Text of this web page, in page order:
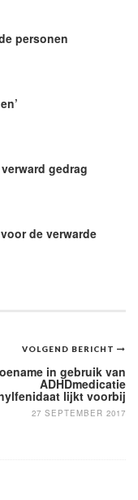
personen
gedrag
de verwarde
VOLGEND BERICHT
in gebruik van
ADHDmedicatie
lijkt voorbij
27 SEPTEMBER 2017